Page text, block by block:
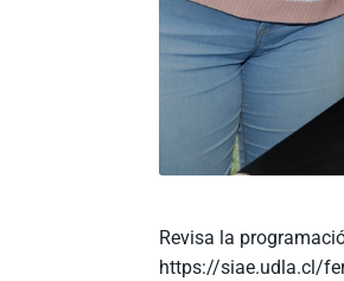
Revisa la
https://siae.udla.cl/